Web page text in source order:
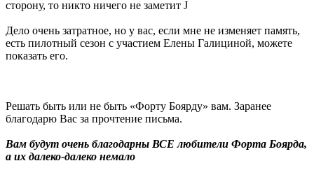
сторону, то никто ничего не заметит J
Дело очень затратное, но у вас, если мне не изменяет память,
есть пилотный сезон с участием Елены Галициной, можете
показать его.
Решать быть или не быть «Форту Боярду» вам. Заранее
благодарю Вас за прочтение письма.
Вам будут очень благодарны ВСЕ любители Форта Боярда,
а их далеко-далеко немало